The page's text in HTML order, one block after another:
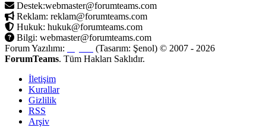
Destek:webmaster@forumteams.com
Reklam: reklam@forumteams.com
Hukuk: hukuk@forumteams.com
Bilgi: webmaster@forumteams.com
Forum Yazılımı:
(Tasarım: Şenol) © 2007 - 2026
ForumTeams. Tüm Hakları Saklıdır.
İletişim
Kurallar
Gizlilik
RSS
Arşiv